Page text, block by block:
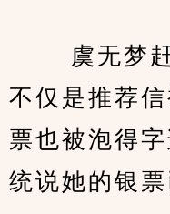
虞无梦赶
不仅是推荐
票也被泡得
统说她的银票